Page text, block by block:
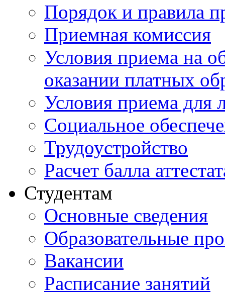
Порядок и правила
Приемная комиссия
Условия приема на
оказании платных
Условия приема для
Социальное
Трудоустройство
Расчет балла
Студентам
Основные сведения
Образовательные
Вакансии
Расписание занятий